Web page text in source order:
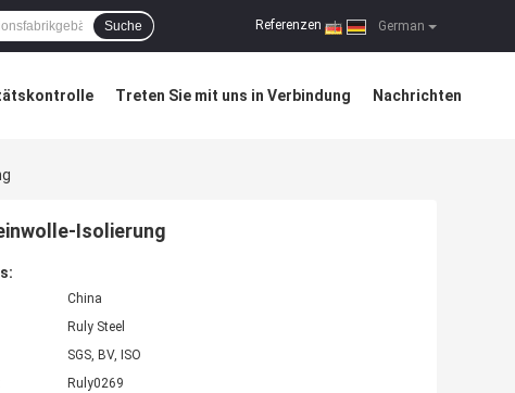
German
Referenzen |
Suche
Treten Sie mit uns in Verbindung Nachrichten
Isolierung
China
Ruly Steel
SGS, BV, ISO
Ruly0269